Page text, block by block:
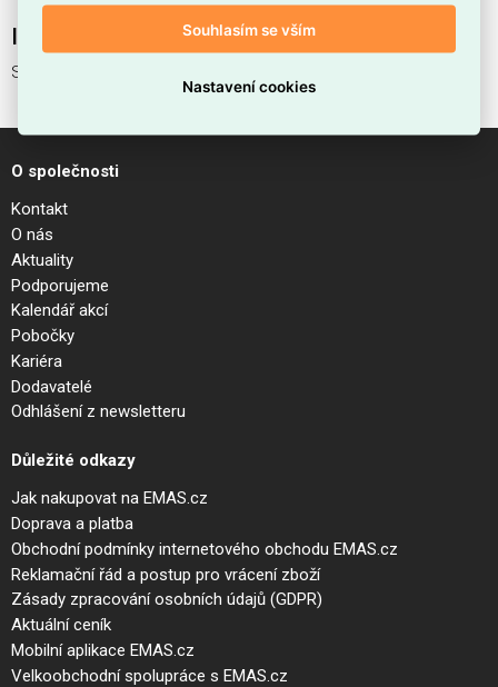
Interní název produktu
SPIKE PL1 SQUARE NERO
O společnosti
Kontakt
O nás
Aktuality
Podporujeme
Kalendář akcí
Pobočky
Kariéra
Dodavatelé
Odhlášení z newsletteru
Důležité odkazy
Jak nakupovat na EMAS.cz
Doprava a platba
Obchodní podmínky internetového obchodu EMAS.cz
Reklamační řád a postup pro vrácení zboží
Zásady zpracování osobních údajů (GDPR)
Aktuální ceník
Mobilní aplikace EMAS.cz
Velkoobchodní spolupráce s EMAS.cz
Souhlasím se vším
Nastavení cookies